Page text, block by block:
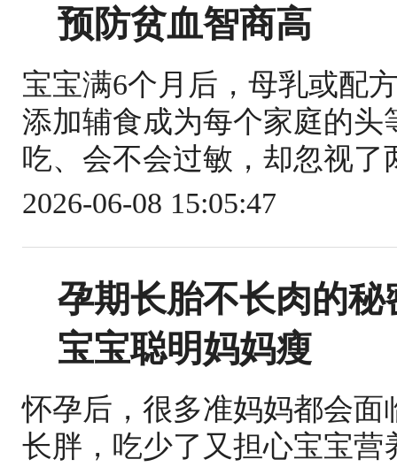
预防贫血智商高
宝宝满6个月后，母乳或配
添加辅食成为每个家庭的
吃、会不会过敏，却忽视
2026-06-08 15:05:47
孕期长胎不长肉的
宝宝聪明妈妈瘦
怀孕后，很多准妈妈都会
长胖，吃少了又担心宝宝